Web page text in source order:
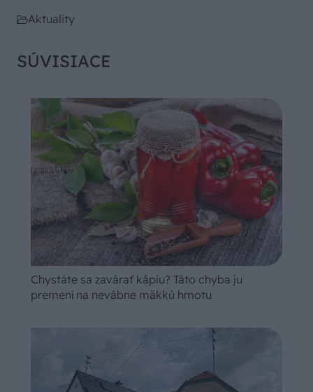
Aktuality
SÚVISIACE
Chystáte sa zavárať kápiu? Táto chyba ju
premení na nevábne mäkkú hmotu